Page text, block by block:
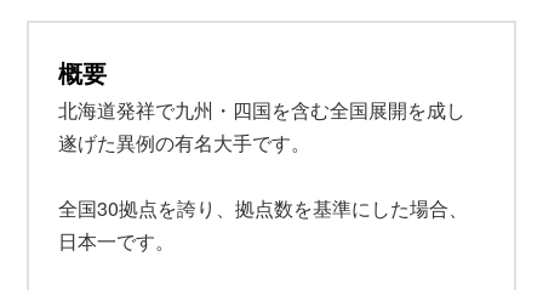
概要
北海道発祥で九州・四国を含む全国展開を成し
遂げた異例の有名大手です。
全国30拠点を誇り、拠点数を基準にした場合、
日本一です。